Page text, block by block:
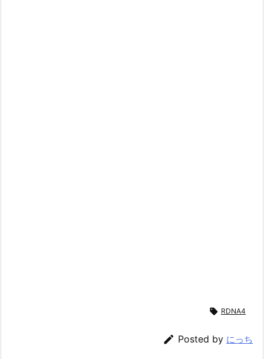
 RDNA4
 Posted by にっち